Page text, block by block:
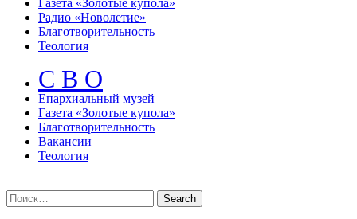
Газета «Золотые купола»
Радио «Новолетие»
Благотворительность
Теология
С В О
Епархиальный музeй
Газета «Золотые купола»
Благотворительность
Вакансии
Теология